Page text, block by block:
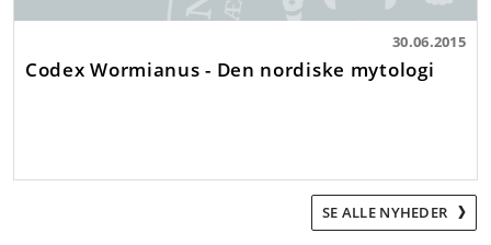
30.06.2015
Codex Wormianus - Den nordiske mytologi
SE ALLE NYHEDER